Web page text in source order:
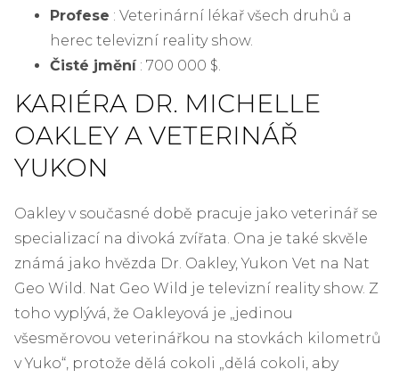
Profese : Veterinární lékař všech druhů a
herec televizní reality show.
Čisté jmění: 700 000 $.
KARIÉRA DR. MICHELLE
OAKLEY A VETERINÁŘ
YUKON
Oakley v současné době pracuje jako veterinář se
specializací na divoká zvířata. Ona je také skvěle
známá jako hvězda Dr. Oakley, Yukon Vet na Nat
Geo Wild. Nat Geo Wild je televizní reality show. Z
toho vyplývá, že Oakleyová je „jedinou
všesměrovou veterinářkou na stovkách kilometrů
v Yuko“, protože dělá cokoli „dělá cokoli, aby